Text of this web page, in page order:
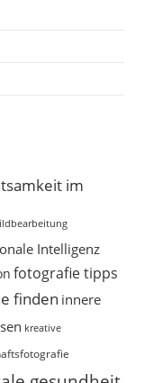
im
Intelligenz
fotografie tipps
finden innere
kreative